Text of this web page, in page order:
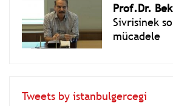
Prof.Dr.
Sivrisinek
mücadele
Tweets by istanbulgercegi